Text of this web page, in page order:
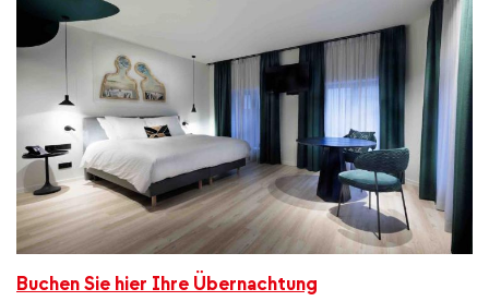
Buchen Sie hier Ihre Übernachtung